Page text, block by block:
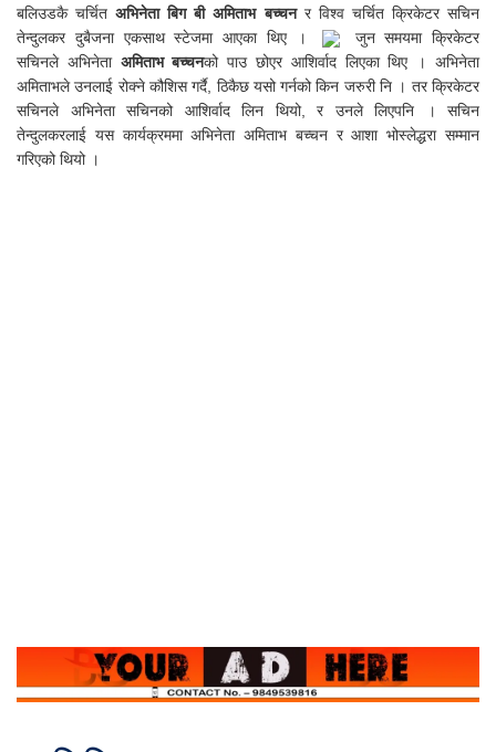
बलिउडकै चर्चित अभिनेता बिग बी अमिताभ बच्चनर विश्व चर्चित क्रिकेटर सचिन
तेन्दुलकर दुबैजना एकसाथ स्टेजमा आएका थिए ।
जुन समयमा क्रिकेटर
सचिनले अभिनेता अमिताभ बच्चनको पाउ छोएर आशिर्वाद लिएका थिए । अभिनेता
अमिताभले उनलाई रोक्ने कौशिस गर्दै, ठिकैछ यसो गर्नको किन जरुरी नि । तर क्रिकेटर
सचिनले अभिनेता सचिनको आशिर्वाद लिन थियो, र उनले लिएपनि । सचिन
तेन्दुलकरलाई यस कार्यक्रममा अभिनेता अमिताभ बच्चन र आशा भोस्लेद्धरा सम्मान
गरिएको थियो ।